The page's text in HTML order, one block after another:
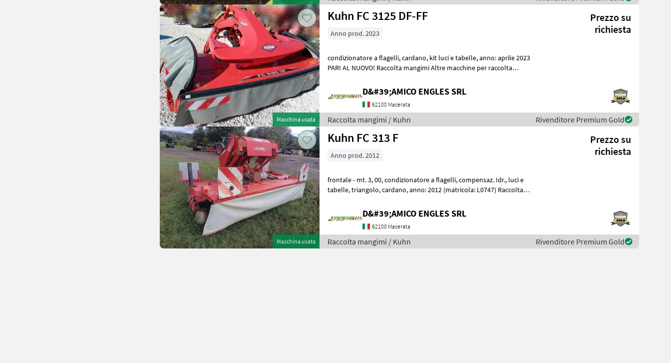
Macchina usata
Kuhn FC 3125 DF-FF
Prezzo su
richiesta
Anno prod. 2023
condizionatore a flagelli, cardano, kit luci e tabelle, anno: aprile 2023
PARI AL NUOVO! Raccolta mangimi Altre macchine per raccolta
D&#39;AMICO ENGLES SRL
62100 Macerata
Raccolta mangimi / Kuhn Rivenditore Premium Gold
Macchina usata
Kuhn FC 313 F
Prezzo su
richiesta
Anno prod. 2012
frontale - mt. 3, 00, condizionatore a flagelli, compensaz. Idr., luci e
tabelle, triangolo, cardano, anno: 2012 (matricola: L0747) Raccolta
D&#39;AMICO ENGLES SRL
62100 Macerata
Raccolta mangimi / Kuhn Rivenditore Premium Gold